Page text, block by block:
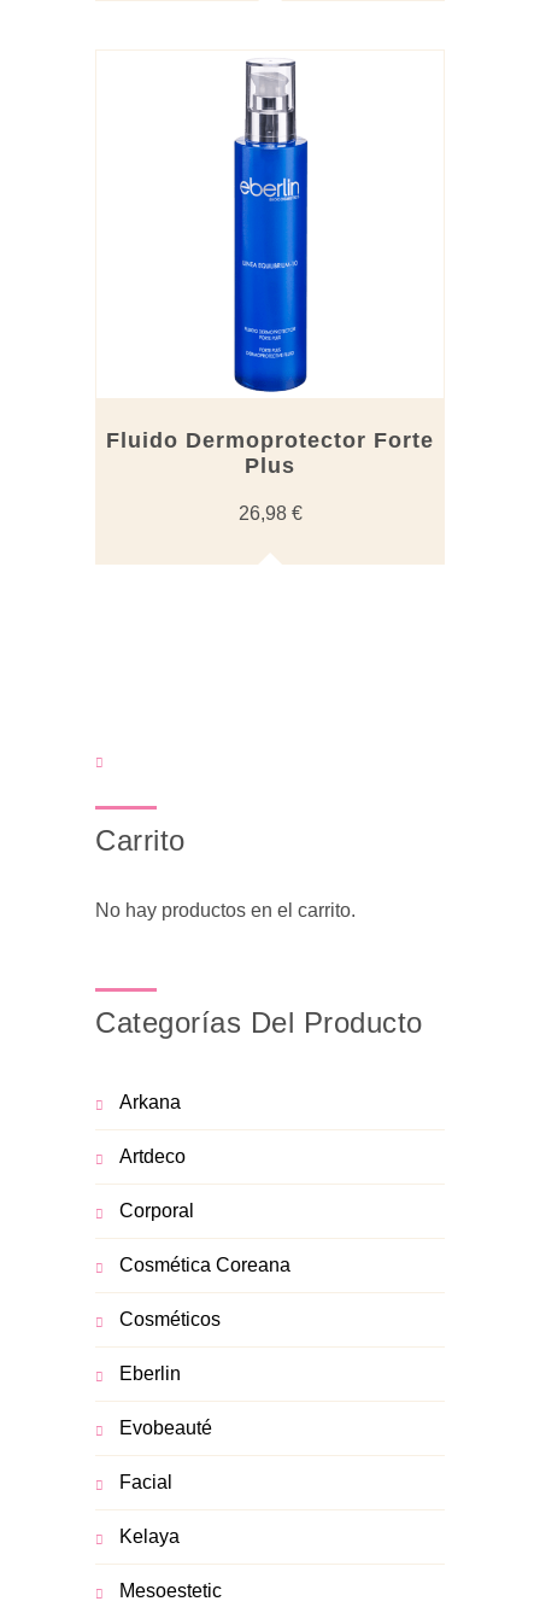
Fluido Dermoprotector Forte
Plus
26,98 €
Carrito
No hay productos en el carrito.
Categorías Del Producto
Arkana
Artdeco
Corporal
Cosmética Coreana
Cosméticos
Eberlin
Evobeauté
Facial
Kelaya
Mesoestetic